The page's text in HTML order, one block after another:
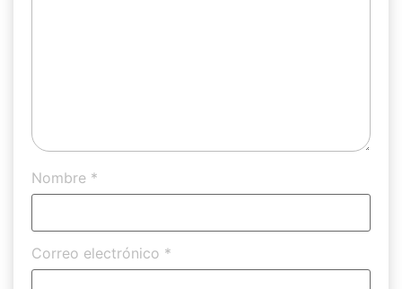
Nombre *
Correo electrónico *